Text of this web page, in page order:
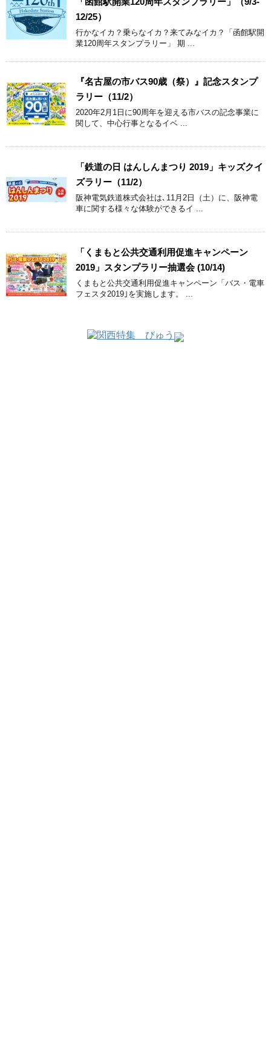
12/25）
行かなイカ？乗らなイカ？来てみなイカ？「函館駅開
業120周年スタンプラリー」 期 ...
『名古屋の市バス90歳（祭）』記念スタンプ
ラリー（11/2）
2020年2月1日に90周年を迎える市バスの記念事業に
関して、中心行事となるイベ ...
「鉄道の日 はんしんまつり 2019」キッズクイ
ズラリー（11/2）
阪神電気鉄道株式会社は､11月2日（土）に、阪神電
車に関する様々な体験ができるイ ...
「くまもと公共交通利用促進キャンペーン
2019」スタンプラリー抽選会 (10/14)
くまもと公共交通利用促進キャンペーン「バス・電車
フェスタ2019｣を実施します。 ...